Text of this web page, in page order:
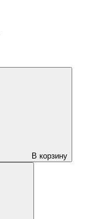
В корзину